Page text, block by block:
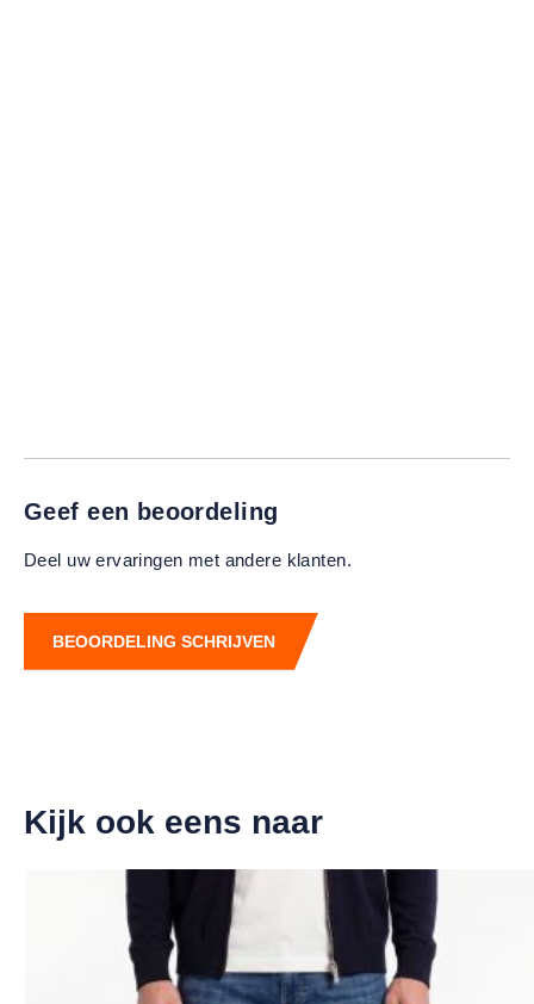
Geef een beoordeling
Deel uw ervaringen met andere klanten.
BEOORDELING SCHRIJVEN
Kijk ook eens naar